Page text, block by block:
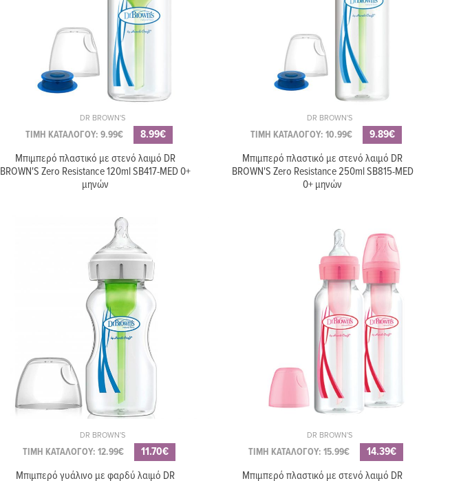
DR BROWN'S
ΤΙΜΗ ΚΑΤΑΛΟΓΟΥ: 9.99€
8.99€
Μπιμπερό πλαστικό με στενό λαιμό DR
BROWN'S Zero Resistance 120ml SB417-MED 0+
μηνών
DR BROWN'S
ΤΙΜΗ ΚΑΤΑΛΟΓΟΥ: 10.99€
9.89€
Μπιμπερό πλαστικό με στενό λαιμό DR
BROWN'S Zero Resistance 250ml SB815-MED
0+ μηνών
DR BROWN'S
ΤΙΜΗ ΚΑΤΑΛΟΓΟΥ: 12.99€
11.70€
Μπιμπερό γυάλινο με φαρδύ λαιμό DR
DR BROWN'S
ΤΙΜΗ ΚΑΤΑΛΟΓΟΥ: 15.99€
14.39€
Μπιμπερό πλαστικό με στενό λαιμό DR